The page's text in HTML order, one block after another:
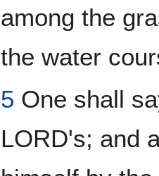
among the
the water
5 One shall
LORD's; and